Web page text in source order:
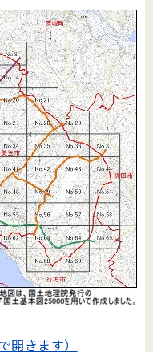
開きます）